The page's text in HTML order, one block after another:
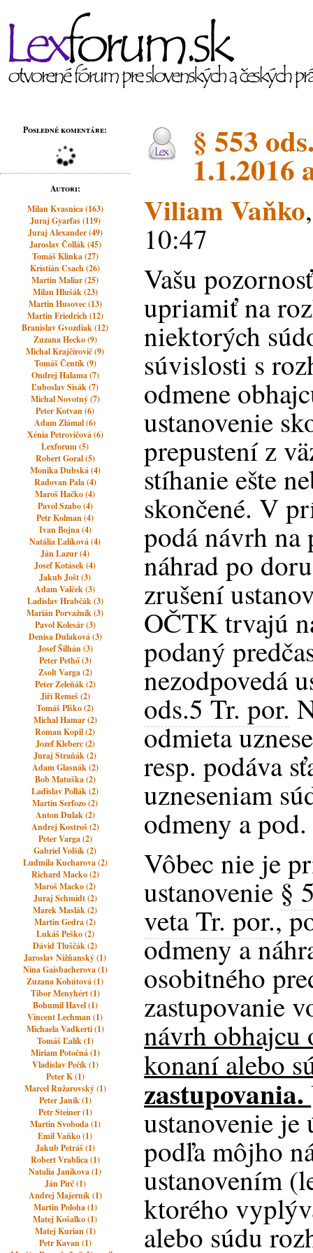
Posledné komentáre:
Autori:
Milan Kvasnica (163)
Juraj Gyarfas (119)
Juraj Alexander (49)
Jaroslav Čollák (45)
Tomáš Klinka (27)
Kristián Csach (26)
Martin Maliar (25)
Milan Hlušák (23)
Martin Husovec (13)
Martin Friedrich (12)
Branislav Gvozdiak (12)
Zuzana Hecko (9)
Michal Krajčírovič (9)
Tomáš Čentík (9)
Ondrej Halama (7)
Ľuboslav Sisák (7)
Michal Novotný (7)
Peter Kotvan (6)
Adam Zlámal (6)
Xénia Petrovičová (6)
Lexforum (5)
Robert Goral (5)
Monika Dubská (4)
Radovan Pala (4)
Maroš Hačko (4)
Pavol Szabo (4)
Petr Kolman (4)
Ivan Bojna (4)
Natália Ľalíková (4)
Ján Lazur (4)
Josef Kotásek (4)
Jakub Jošt (3)
Adam Valček (3)
Ladislav Hrabčák (3)
Marián Porvažník (3)
Pavol Kolesár (3)
Denisa Dulaková (3)
Josef Šilhán (3)
Peter Pethő (3)
Zsolt Varga (2)
Peter Zeleňák (2)
Jiří Remeš (2)
Tomáš Plško (2)
Michal Hamar (2)
Roman Kopil (2)
Jozef Kleberc (2)
Juraj Straňák (2)
Adam Glasnák (2)
Bob Matuška (2)
Ladislav Pollák (2)
Martin Serfozo (2)
Anton Dulak (2)
Andrej Kostroš (2)
Peter Varga (2)
Gabriel Volšík (2)
Ludmila Kucharova (2)
Richard Macko (2)
Maroš Macko (2)
Juraj Schmidt (2)
Marek Maslák (2)
Martin Gedra (2)
Lukáš Peško (2)
Dávid Tluščák (2)
Jaroslav Nižňanský (1)
Nina Gaisbacherova (1)
Zuzana Kohútová (1)
Tibor Menyhért (1)
Bohumil Havel (1)
Vincent Lechman (1)
Michaela Vadkerti (1)
Tomáš Ľalík (1)
Miriam Potočná (1)
Vladislav Pečík (1)
Peter K (1)
Marcel Ružarovský (1)
Peter Janík (1)
Petr Steiner (1)
Martin Svoboda (1)
Emil Vaňko (1)
Jakub Petráš (1)
Robert Vrablica (1)
Natalia Janikova (1)
Ján Pirč (1)
Andrej Majerník (1)
Martin Poloha (1)
Matej Košalko (1)
Matej Kurian (1)
Petr Kavan (1)
§ 553
1.1.2016
Viliam Vaňko
10:47
Vašu
upriamiť na
niektorých
súvislosti s
odmene
ustanovenie
prepustení z
stíhanie ešte
skončené. V
podá návrh na
náhrad po
zrušení
OČTK trvajú
podaný
nezodpovedá
ods.5 Tr. por.
odmieta
resp. podáva
uzneseniam
odmeny a pod.
Vôbec nie je
ustanovenie §
veta Tr. por.,
odmeny a
osobitného
zastupovanie
návrh obhajcu
konaní alebo
zastupovania.
ustanovenie
podľa môjho
ustanovením
ktorého
alebo súdu